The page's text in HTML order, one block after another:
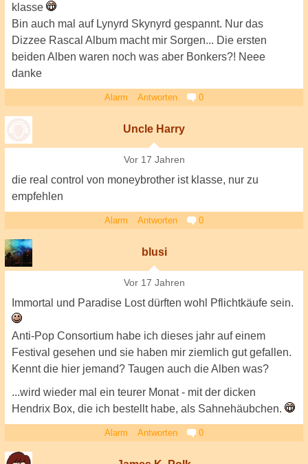
klasse
Bin auch mal auf Lynyrd Skynyrd gespannt. Nur das
Dizzee Rascal Album macht mir Sorgen... Die ersten
beiden Alben waren noch was aber Bonkers?! Neee
danke
Alarm Antworten 0
Uncle Harry
Vor 17 Jahren
die real control von moneybrother ist klasse, nur zu
empfehlen
Alarm Antworten 0
blusi
Vor 17 Jahren
Immortal und Paradise Lost dürften wohl Pflichtkäufe sein.
Anti-Pop Consortium habe ich dieses jahr auf einem
Festival gesehen und sie haben mir ziemlich gut gefallen.
Kennt die hier jemand? Taugen auch die Alben was?
...wird wieder mal ein teurer Monat - mit der dicken
Hendrix Box, die ich bestellt habe, als Sahnehäubchen.
Alarm Antworten 0